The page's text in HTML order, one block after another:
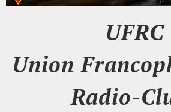
UFRC
Union
Radio-